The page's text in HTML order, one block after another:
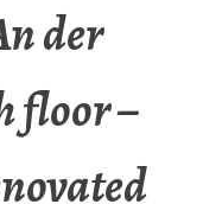
der
floor –